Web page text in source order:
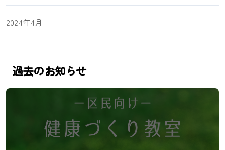
2024年4月
過去のお知らせ